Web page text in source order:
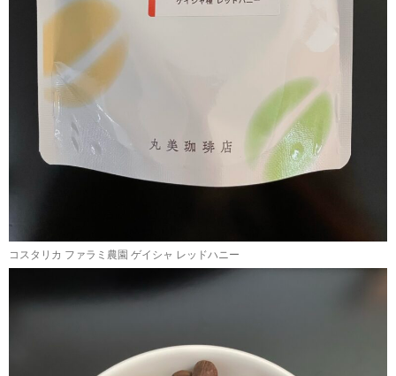
コスタリカ ファラミ農園 ゲイシャ レッドハニー